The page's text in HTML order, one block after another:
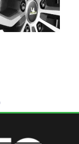
SUV: Đáng